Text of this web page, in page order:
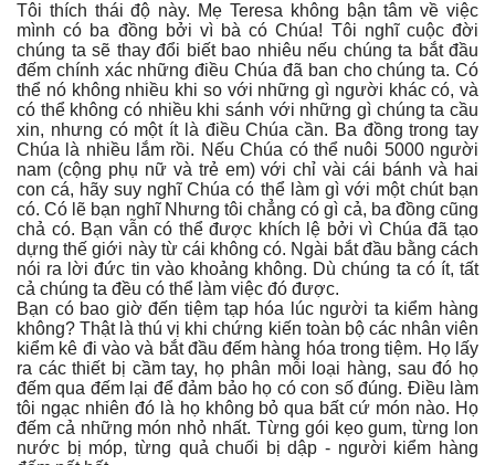
Tôi thích thái độ này. Mẹ Teresa không bận tâm về việc
mình có ba đồng bởi vì bà có Chúa! Tôi nghĩ cuộc đời
chúng ta sẽ thay đổi biết bao nhiêu nếu chúng ta bắt đầu
đếm chính xác những điều Chúa đã ban cho chúng ta. Có
thể nó không nhiều khi so với những gì người khác có, và
có thể không có nhiều khi sánh với những gì chúng ta cầu
xin, nhưng có một ít là điều Chúa cần. Ba đồng trong tay
Chúa là nhiều lắm rồi. Nếu Chúa có thể nuôi 5000 người
nam (cộng phụ nữ và trẻ em) với chỉ vài cái bánh và hai
con cá, hãy suy nghĩ Chúa có thể làm gì với một chút bạn
có. Có lẽ bạn nghĩ Nhưng tôi chẳng có gì cả, ba đồng cũng
chả có. Bạn vẫn có thể được khích lệ bởi vì Chúa đã tạo
dựng thế giới này từ cái không có. Ngài bắt đầu bằng cách
nói ra lời đức tin vào khoảng không. Dù chúng ta có ít, tất
cả chúng ta đều có thể làm việc đó được.
Bạn có bao giờ đến tiệm tạp hóa lúc người ta kiểm hàng
không? Thật là thú vị khi chứng kiến toàn bộ các nhân viên
kiểm kê đi vào và bắt đầu đếm hàng hóa trong tiệm. Họ lấy
ra các thiết bị cầm tay, họ phân mỗi loại hàng, sau đó họ
đếm qua đếm lại để đảm bảo họ có con số đúng. Điều làm
tôi ngạc nhiên đó là họ không bỏ qua bất cứ món nào. Họ
đếm cả những món nhỏ nhất. Từng gói kẹo gum, từng lon
nước bị móp, từng quả chuối bị dập - người kiểm hàng